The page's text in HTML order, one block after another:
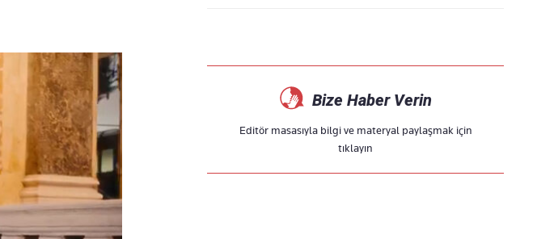
Bize Haber Verin
Editör masasıyla bilgi ve materyal paylaşmak için
tıklayın